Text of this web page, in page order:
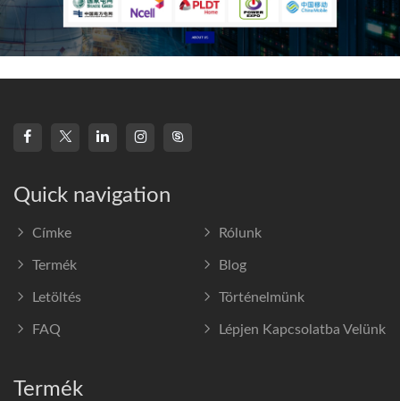
Quick navigation
Címke Rólunk
Termék Blog
Letöltés Történelmünk
FAQ Lépjen Kapcsolatba Velünk
Termék